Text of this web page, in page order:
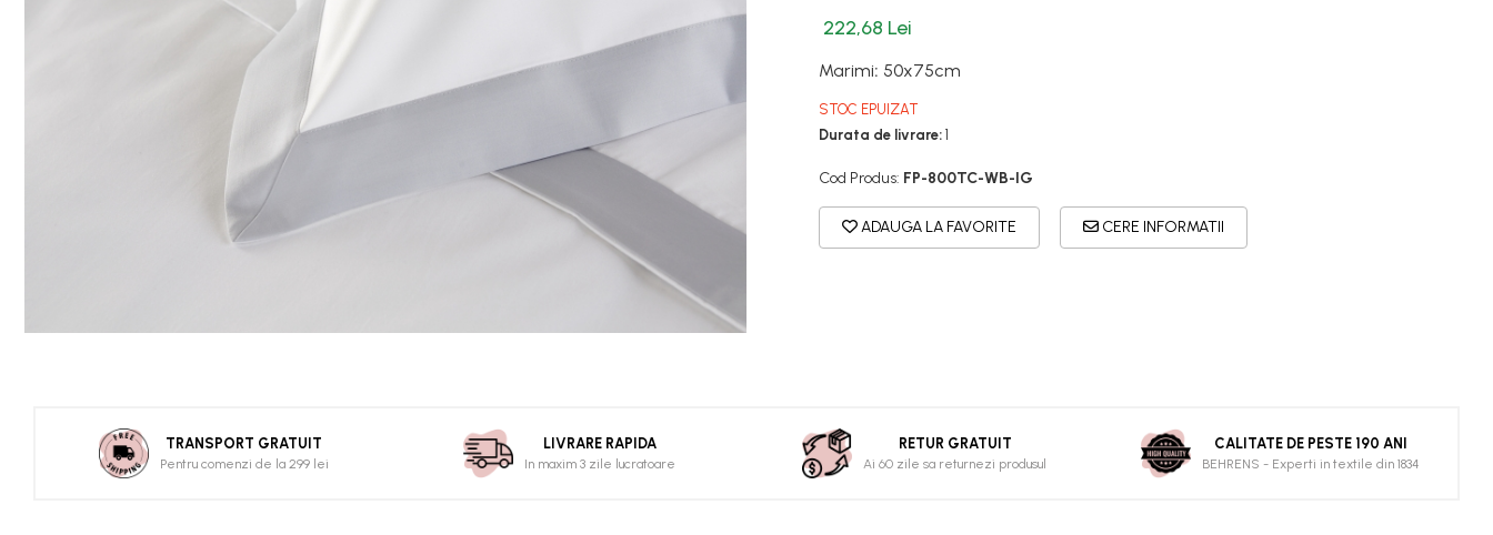
222,68 Lei
Marimi: 50x75cm
STOC EPUIZAT
Durata de livrare: 1
Cod Produs: FP-800TC-WB-IG
ADAUGA LA FAVORITE CERE INFORMATII
TRANSPORT GRATUIT
Pentru comenzi de la 299 lei
LIVRARE RAPIDA
In maxim 3 zile lucratoare
RETUR GRATUIT
Ai 60 zile sa returnezi produsul
CALITATE DE PESTE 190 ANI
BEHRENS - Experti in textile din 1834